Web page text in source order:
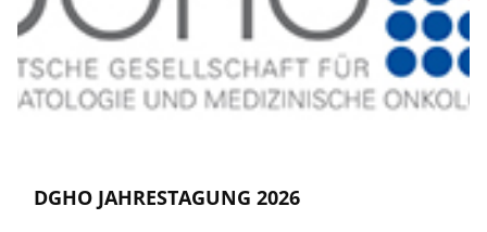
DGHO JAHRESTAGUNG 2026